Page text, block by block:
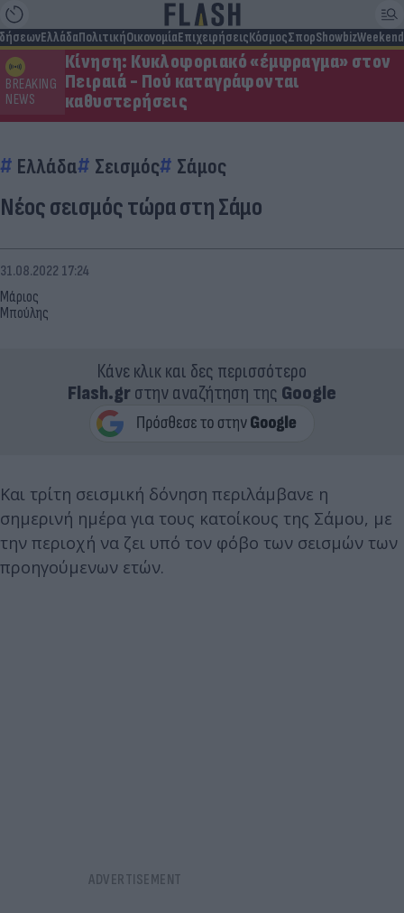
ΕλλάδαΠολιτικήΟικονομίαΕπιχειρήσειςΚόσμοςΣπορShowbizWeekend
BREAKING
NEWS
Κίνηση: Κυκλοφοριακό «έμφραγμα» στον
Πειραιά - Πού καταγράφονται
καθυστερήσεις
Ελλάδα Σεισμός Σάμος
Νέος σεισμός τώρα στη Σάμο
Μάριος
Μπούλης
31.08.2022 17:24
Κάνε κλικ και δες περισσότερο
Flash.grστην αναζήτηση της Google
Και τρίτη σεισμική δόνηση περιλάμβανε η
σημερινή ημέρα για τους κατοίκους της Σάμου, με
την περιοχή να ζει υπό τον φόβο των σεισμών των
προηγούμενων ετών.